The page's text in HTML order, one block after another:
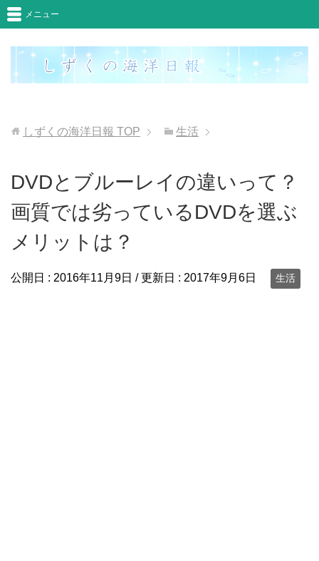
メニュー
しずくの海洋日報 TOP 生活
DVDとブルーレイの違いって？
画質では劣っているDVDを選ぶ
メリットは？
公開日 : 2016年11月9日 / 更新日 : 2017年9月6日 生活